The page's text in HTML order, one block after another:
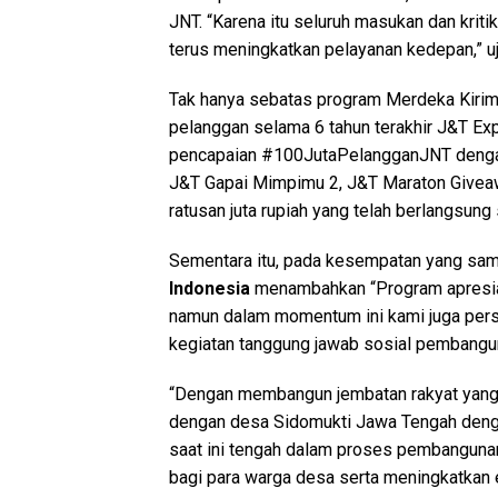
JNT. “Karena itu seluruh masukan dan
terus meningkatkan pelayanan kedepan,”
Tak hanya sebatas program Merdeka
pelanggan selama 6 tahun terakhir J&T
pencapaian #100JutaPelangganJNT
J&T Gapai Mimpimu 2, J&T Maraton
ratusan juta rupiah yang telah
Sementara itu, pada kesempatan yang
Indonesia menambahkan “Program
namun dalam momentum ini kami juga
kegiatan tanggung jawab sosial
“Dengan membangun jembatan rakyat
dengan desa Sidomukti Jawa Tengah
saat ini tengah dalam proses
bagi para warga desa serta